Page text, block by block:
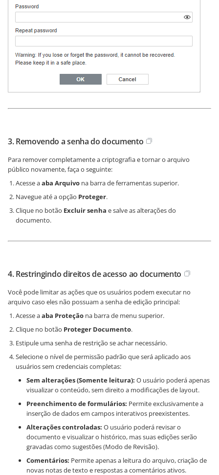
3. Removendo a senha do documento
Para remover completamente a criptografia e tornar o arquivo
público novamente, faça o seguinte:
Acesse aaba Arquivo na barra de ferramentas superior.
Navegue até a opção Proteger.
Clique no botão Excluir senha e salve as alterações do
documento.
4. Restringindo direitos de acesso ao documento
Você pode limitar as ações que os usuários podem executar no
arquivo caso eles não possuam a senha de edição principal:
Acesse aaba Proteção na barra de menu superior.
Clique no botão Proteger Documento.
Estipule uma senha de restrição se achar necessário.
Selecione o nível de permissão padrão que será aplicado aos
usuários sem credenciais completas:
Sem alterações (Somente leitura): O usuário poderá apenas
visualizar o conteúdo, sem direito a modificações de layout.
Preenchimento de formulários: Permite exclusivamente a
inserção de dados em campos interativos preexistentes.
Alterações controladas: O usuário poderá revisar o
documento e visualizar o histórico, mas suas edições serão
gravadas como sugestões (Modo de Revisão).
Comentários: Permite apenas a leitura do arquivo, criação de
novas notas de texto e respostas a comentários ativos.